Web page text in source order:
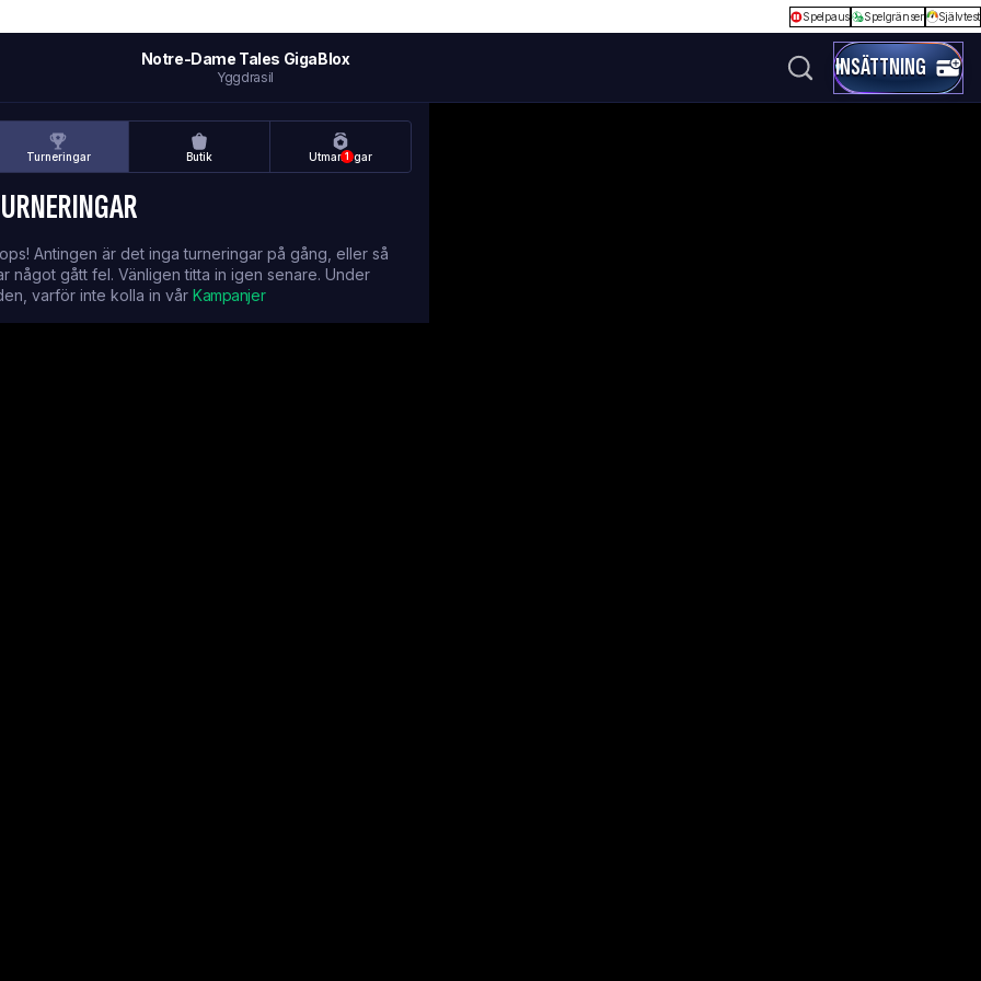
Spelpaus Spelgränser Självtest
Notre-Dame Tales GigaBlox
Yggdrasil INSÄTTNING
Turneringar Butik 1
Utmaningar
Antingen är det inga turneringar på gång, eller så
något gått fel. Vänligen titta in igen senare. Under
varför inte kolla in vår Kampanjer